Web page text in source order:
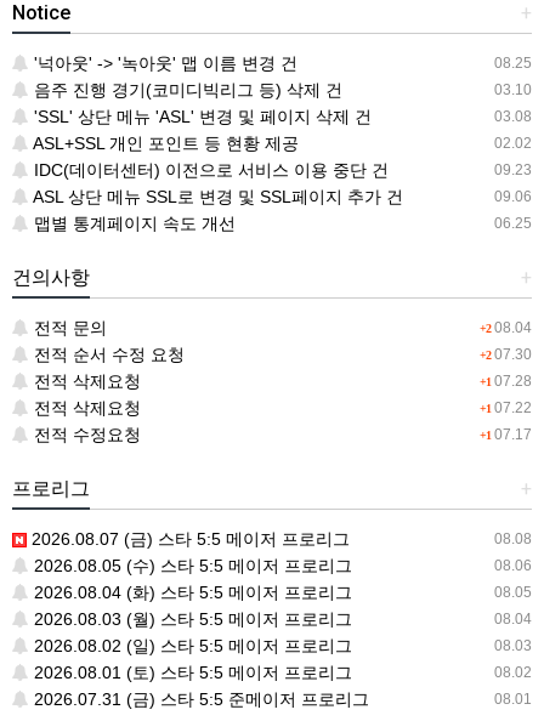
+
Notice
08.25
'넉아웃' -> '녹아웃' 맵 이름 변경 건
03.10
음주 진행 경기(코미디빅리그 등) 삭제 건
03.08
'SSL' 상단 메뉴 'ASL' 변경 및 페이지 삭제 건
02.02
ASL+SSL 개인 포인트 등 현황 제공
09.23
IDC(데이터센터) 이전으로 서비스 이용 중단 건
09.06
ASL 상단 메뉴 SSL로 변경 및 SSL페이지 추가 건
06.25
맵별 통계페이지 속도 개선
+
건의사항
+208.04
전적 문의
+207.30
전적 순서 수정 요청
+1 07.28
전적 삭제요청
+1 07.22
전적 삭제요청
+1 07.17
전적 수정요청
+
프로리그
08.08
2026.08.07 (금) 스타 5:5 메이저 프로리그
08.06
2026.08.05 (수) 스타 5:5 메이저 프로리그
08.05
2026.08.04 (화) 스타 5:5 메이저 프로리그
08.04
2026.08.03 (월) 스타 5:5 메이저 프로리그
08.03
2026.08.02 (일) 스타 5:5 메이저 프로리그
08.02
2026.08.01 (토) 스타 5:5 메이저 프로리그
08.01
2026.07.31 (금) 스타 5:5 준메이저 프로리그